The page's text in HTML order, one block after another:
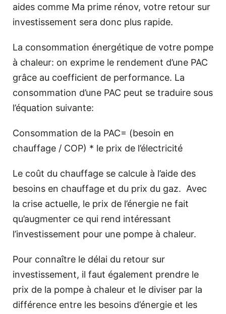
aides comme Ma prime rénov, votre retour sur
investissement sera donc plus rapide.
La consommation énergétique de votre pompe
à chaleur: on exprime le rendement d’une PAC
grâce au coefficient de performance. La
consommation d’une PAC peut se traduire sous
l’équation suivante:
Consommation de la PAC= (besoin en
chauffage / COP) * le prix de l’électricité
Le coût du chauffage se calcule à l’aide des
besoins en chauffage et du prix du gaz. Avec
la crise actuelle, le prix de l’énergie ne fait
qu’augmenter ce qui rend intéressant
l’investissement pour une pompe à chaleur.
Pour connaître le délai du retour sur
investissement, il faut également prendre le
prix de la pompe à chaleur et le diviser par la
différence entre les besoins d’énergie et les